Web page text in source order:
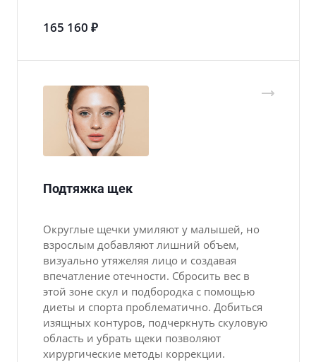
165 160 ₽
Подтяжка щек
Округлые щечки умиляют у малышей, но
взрослым добавляют лишний объем,
визуально утяжеляя лицо и создавая
впечатление отечности. Сбросить вес в
этой зоне скул и подбородка с помощью
диеты и спорта проблематично. Добиться
изящных контуров, подчеркнуть скуловую
область и убрать щеки позволяют
хирургические методы коррекции.